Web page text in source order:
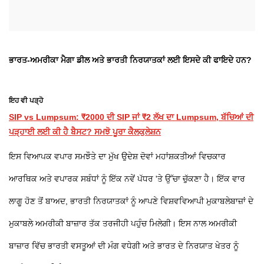
ਭਾਰਤ-ਅਮਰੀਕਾ ਮੈਗਾ ਡੀਲ ਅਤੇ ਭਾਰਤੀ ਨਿਰਯਾਤਕਾਂ ਲਈ ਇਸਦੇ ਕੀ ਫਾਇਦੇ ਹਨ?
ਇਹ ਵੀ ਪੜ੍ਹੋ
SIP vs Lumpsum: ₹2000 ਦੀ SIP ਜਾਂ ₹2 ਲੱਖ ਦਾ Lumpsum, ਬੱਚਿਆਂ ਦੀ
ਪੜ੍ਹਾਈ ਲਈ ਕੀ ਹੈ ਬੈਸਟ? ਸਮਝੋ ਪੂਰਾ ਕੈਲਕੁਲੇਸ਼ਨ
ਇਸ ਵਿਆਪਕ ਵਪਾਰ ਸਮਝੌਤੇ ਦਾ ਮੁੱਖ ਉਦੇਸ਼ ਦੋਵਾਂ ਮਹਾਂਸ਼ਕਤੀਆਂ ਵਿਚਕਾਰ
ਆਰਥਿਕ ਅਤੇ ਵਪਾਰਕ ਸਬੰਧਾਂ ਨੂੰ ਇੱਕ ਨਵੇਂ ਪੱਧਰ 'ਤੇ ਉੱਚਾ ਚੁੱਕਣਾ ਹੈ। ਇੱਕ ਵਾਰ
ਲਾਗੂ ਹੋਣ ਤੋਂ ਬਾਅਦ, ਭਾਰਤੀ ਨਿਰਯਾਤਕਾਂ ਨੂੰ ਆਪਣੇ ਵਿਸ਼ਵਵਿਆਪੀ ਮੁਕਾਬਲੇਬਾਜ਼ਾਂ ਦੇ
ਮੁਕਾਬਲੇ ਅਮਰੀਕੀ ਬਾਜ਼ਾਰ ਤੱਕ ਤਰਜੀਹੀ ਪਹੁੰਚ ਮਿਲੇਗੀ। ਇਸ ਨਾਲ ਅਮਰੀਕੀ
ਬਾਜ਼ਾਰ ਵਿੱਚ ਭਾਰਤੀ ਵਸਤੂਆਂ ਦੀ ਮੰਗ ਵਧੇਗੀ ਅਤੇ ਭਾਰਤ ਦੇ ਨਿਰਯਾਤ ਖੇਤਰ ਨੂੰ